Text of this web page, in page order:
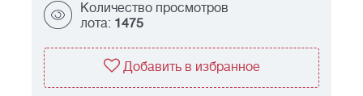
Количество просмотров
лота: 1475
Добавить в избранное